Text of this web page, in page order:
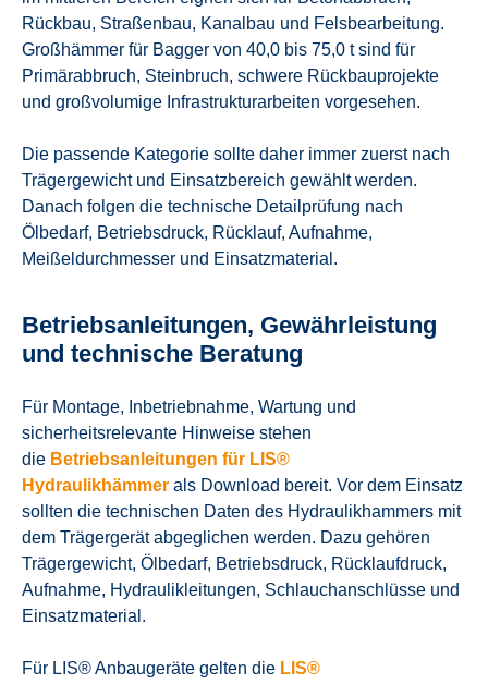
Rückbau, Straßenbau, Kanalbau und Felsbearbeitung.
Großhämmer für Bagger von 40,0 bis 75,0 t sind für
Primärabbruch, Steinbruch, schwere Rückbauprojekte
und großvolumige Infrastrukturarbeiten vorgesehen.
Die passende Kategorie sollte daher immer zuerst nach
Trägergewicht und Einsatzbereich gewählt werden.
Danach folgen die technische Detailprüfung nach
Ölbedarf, Betriebsdruck, Rücklauf, Aufnahme,
Meißeldurchmesser und Einsatzmaterial.
Betriebsanleitungen, Gewährleistung
und technische Beratung
Für Montage, Inbetriebnahme, Wartung und
sicherheitsrelevante Hinweise stehen
die Betriebsanleitungen für LIS®
Hydraulikhämmer als Download bereit. Vor dem Einsatz
sollten die technischen Daten des Hydraulikhammers mit
dem Trägergerät abgeglichen werden. Dazu gehören
Trägergewicht, Ölbedarf, Betriebsdruck, Rücklaufdruck,
Aufnahme, Hydraulikleitungen, Schlauchanschlüsse und
Einsatzmaterial.
Für LIS® Anbaugeräte gelten die LIS®